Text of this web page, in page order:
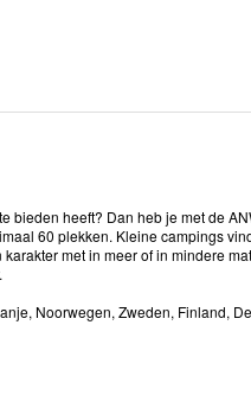
bieden heeft? Dan heb je met de
60 plekken. Kleine campings
met in meer of in mindere
Noorwegen, Zweden, Finland,